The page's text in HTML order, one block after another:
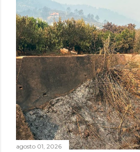
agosto 01, 2026